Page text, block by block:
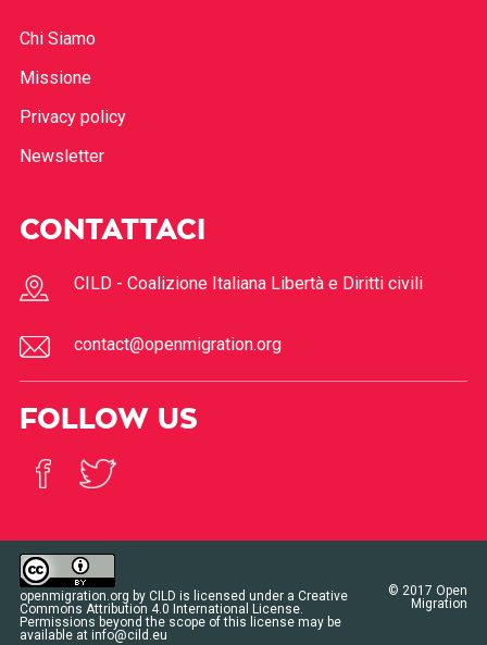
Chi Siamo
Missione
Privacy policy
Newsletter
CONTATTACI
CILD - Coalizione Italiana Libertà e Diritti civili
contact@openmigration.org
FOLLOW US
openmigration.org by CILD is licensed under a Creative
Commons Attribution 4.0 International License.
Permissions beyond the scope of this license may be
available at info@cild.eu
© 2017 Open
Migration